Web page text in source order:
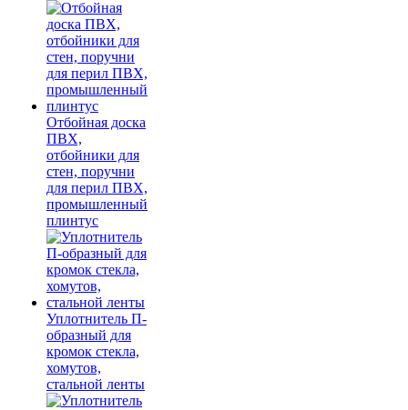
Отбойная доска
ПВХ,
отбойники для
стен, поручни
для перил ПВХ,
промышленный
плинтус
Уплотнитель П-
образный для
кромок стекла,
хомутов,
стальной ленты